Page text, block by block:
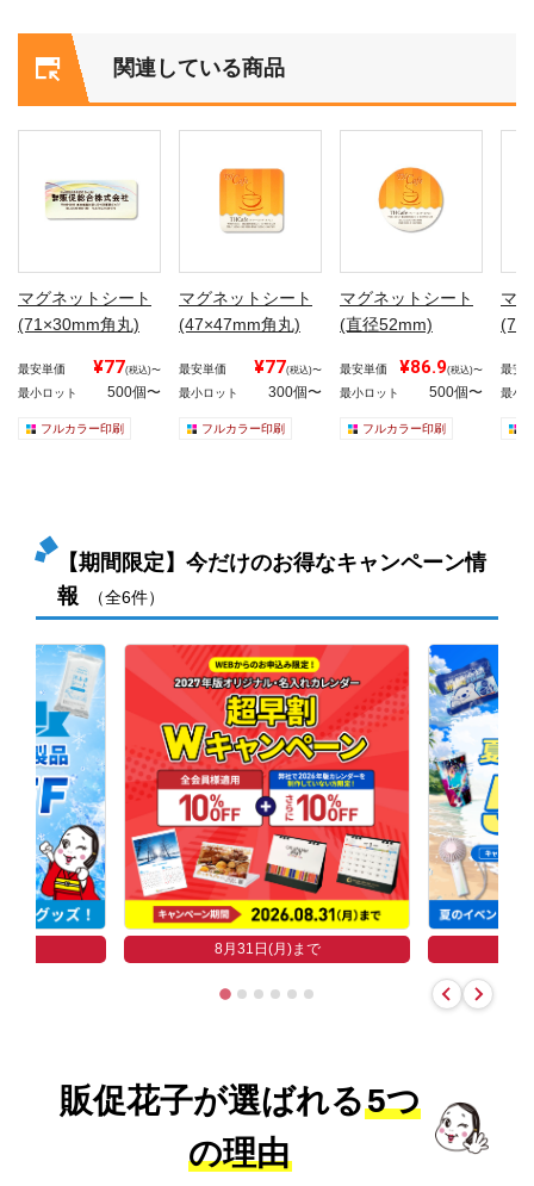
関連している商品
マグネットシート
(71×30mm角丸)
最安単価 ¥77(税込)〜
最小ロット 500個〜
フルカラー印刷
マグネットシート
(47×47mm角丸)
最安単価 ¥77(税込)〜
最小ロット 300個〜
フルカラー印刷
マグネットシート
(直径52mm)
最安単価 ¥86.9(税込)〜
最小ロット 500個〜
フルカラー印刷
マ
最安
最小
【期間限定】今だけのお得なキャンペーン情
報
（全6件）
8月31日(月)まで
販促花子が選ばれる5つ
の理由